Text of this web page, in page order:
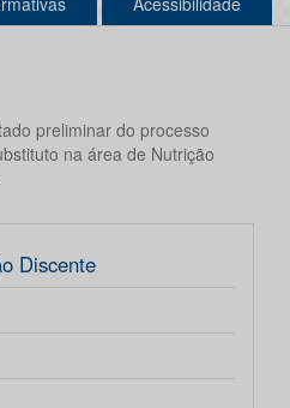
preliminar do processo
na área de Nutrição
Discente